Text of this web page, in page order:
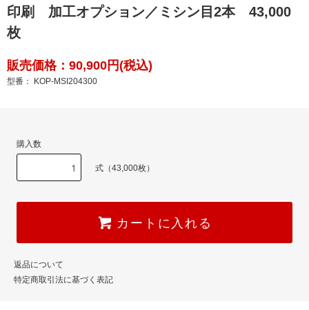
印刷 加工オプション／ミシン目2本 43,000
枚
販売価格：90,900円(税込)
型番： KOP-MSI204300
購入数
式（43,000枚）
カートに入れる
返品について
特定商取引法に基づく表記